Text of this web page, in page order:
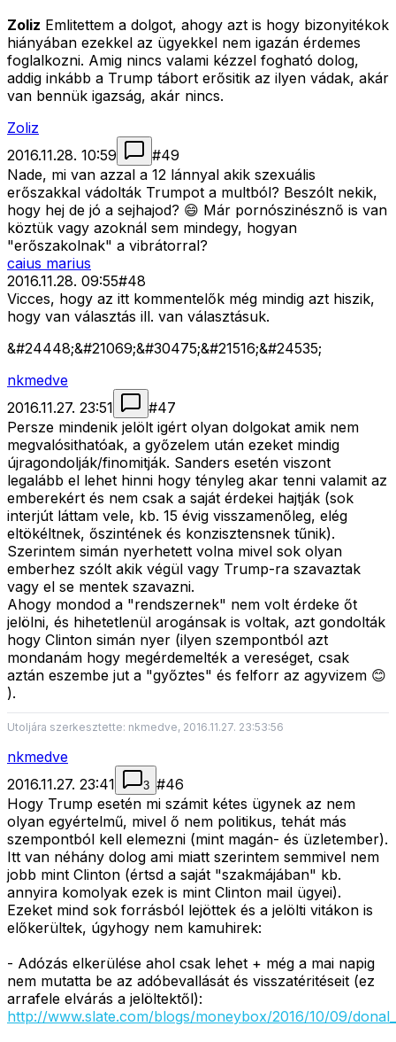
Zoliz Emlitettem a dolgot, ahogy azt is hogy bizonyitékok
hiányában ezekkel az ügyekkel nem igazán érdemes
foglalkozni. Amig nincs valami kézzel fogható dolog,
addig inkább a Trump tábort erősitik az ilyen vádak, akár
van bennük igazság, akár nincs.
Zoliz
2016.11.28. 10:59
#49
Nade, mi van azzal a 12 lánnyal akik szexuális
erőszakkal vádolták Trumpot a multból? Beszólt nekik,
hogy hej de jó a sejhajod? 😄 Már pornószinésznő is van
köztük vagy azoknál sem mindegy, hogyan
"erőszakolnak" a vibrátorral?
caius marius
2016.11.28. 09:55#48
Vicces, hogy az itt kommentelők még mindig azt hiszik,
hogy van választás ill. van választásuk.
&#24448;&#21069;&#30475;&#21516;&#24535;
nkmedve
2016.11.27. 23:51
#47
Persze mindenik jelölt igért olyan dolgokat amik nem
megvalósithatóak, a győzelem után ezeket mindig
újragondolják/finomitják. Sanders esetén viszont
legalább el lehet hinni hogy tényleg akar tenni valamit az
emberekért és nem csak a saját érdekei hajtják (sok
interjút láttam vele, kb. 15 évig visszamenőleg, elég
eltökéltnek, őszintének és konzisztensnek tűnik).
Szerintem simán nyerhetett volna mivel sok olyan
emberhez szólt akik végül vagy Trump-ra szavaztak
vagy el se mentek szavazni.
Ahogy mondod a "rendszernek" nem volt érdeke őt
jelölni, és hihetetlenül arogánsak is voltak, azt gondolták
hogy Clinton simán nyer (ilyen szempontból azt
mondanám hogy megérdemelték a vereséget, csak
aztán eszembe jut a "győztes" és felforr az agyvizem 😊
).
Utoljára szerkesztette: nkmedve, 2016.11.27. 23:53:56
nkmedve
2016.11.27. 23:41
3 #46
Hogy Trump esetén mi számit kétes ügynek az nem
olyan egyértelmű, mivel ő nem politikus, tehát más
szempontból kell elemezni (mint magán- és üzletember).
Itt van néhány dolog ami miatt szerintem semmivel nem
jobb mint Clinton (értsd a saját "szakmájában" kb.
annyira komolyak ezek is mint Clinton mail ügyei).
Ezeket mind sok forrásból lejöttek és a jelölti vitákon is
előkerültek, úgyhogy nem kamuhirek:
- Adózás elkerülése ahol csak lehet + még a mai napig
nem mutatta be az adóbevallását és visszatéritéseit (ez
arrafele elvárás a jelöltektől):
http://www.slate.com/blogs/moneybox/2016/10/09/